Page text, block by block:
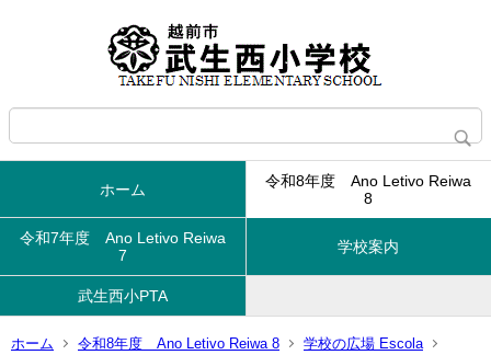
ホーム
令和8年度 Ano Letivo Reiwa
8
令和7年度 Ano Letivo Reiwa
7
学校案内
武生西小PTA
ホーム 令和8年度 Ano Letivo Reiwa 8
学校の広場 Escola